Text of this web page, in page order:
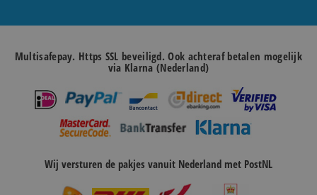
Multisafepay. Https SSL beveiligd. Ook achteraf betalen mogelijk
via Klarna (Nederland)
Wij versturen de pakjes vanuit Nederland met PostNL